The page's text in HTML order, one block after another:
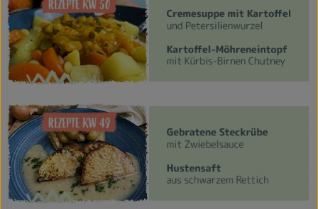
Getränke
Das Konzept
Service
Firmenkunden
Veranstaltungen